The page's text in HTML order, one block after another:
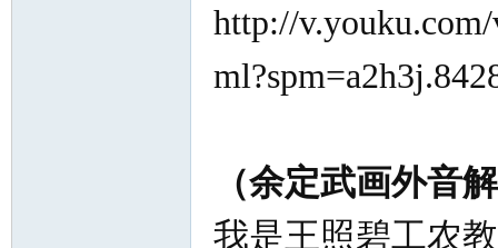
http://
（余定武画外音
我是王照碧工农